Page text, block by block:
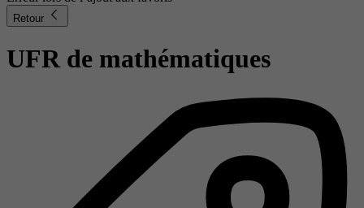
Retour
UFR de mathématiques